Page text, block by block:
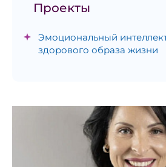
Проекты
Эмоциональный
здорового образа жизни